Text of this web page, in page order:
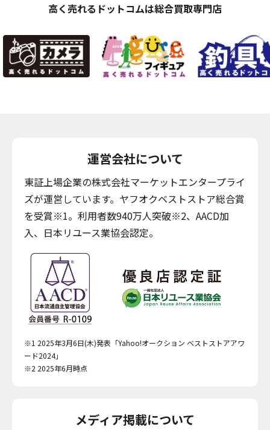
高く売れるドットコムは総合買取専門店
運営会社について
東証上場企業の株式会社マーケットエンタープライ
ズが運営しています。ヤフオクベストストア総合賞
を受賞※1。利用者数940万人突破※2、AACD加
入、日本リユース業協会認定。
※1 2025年3月6日(木)発表「Yahoo!オークション ベストストアアワ
ード2024」
※2 2025年6月時点
メディア掲載について